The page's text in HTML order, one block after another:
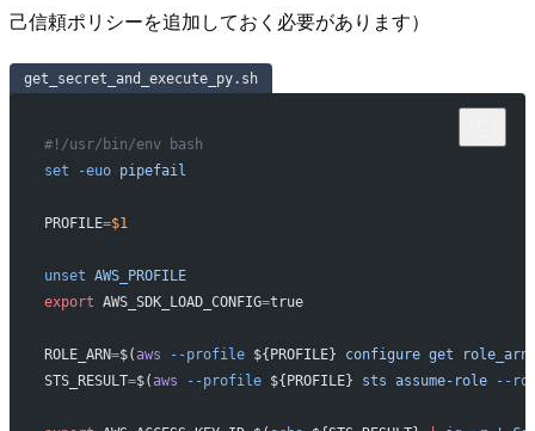
己信頼ポリシーを追加しておく必要があります）
get_secret_and_execute_py.sh
#!/usr/bin/env bash
set -euo pipefail
PROFILE=$1
unset AWS_PROFILE
export AWS_SDK_LOAD_CONFIG=true
ROLE_ARN=$(aws --profile ${PROFILE} configure get role_arn
STS_RESULT=$(aws --profile ${PROFILE} sts assume-role --